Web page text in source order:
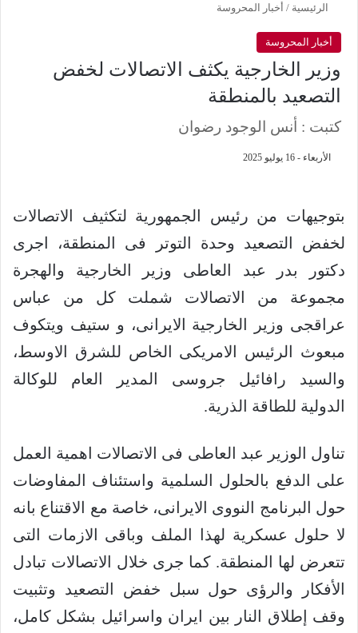
الرئيسية / أخبار المحروسة
أخبار المحروسة
وزير الخارجية يكثف الاتصالات لخفض
التصعيد بالمنطقة
كتبت : أنس الوجود رضوان
الأربعاء - 16 يوليو 2025
بتوجيهات من رئيس الجمهورية لتكثيف الاتصالات
لخفض التصعيد وحدة التوتر فى المنطقة، اجرى
دكتور بدر عبد العاطى وزير الخارجية والهجرة
مجموعة من الاتصالات شملت كل من عباس
عراقجى وزير الخارجية الايرانى، و ستيف ويتكوف
مبعوث الرئيس الامريكى الخاص للشرق الاوسط،
والسيد رافائيل جروسى المدير العام للوكالة
الدولية للطاقة الذرية.
تناول الوزير عبد العاطى فى الاتصالات اهمية العمل
على الدفع بالحلول السلمية واستئناف المفاوضات
حول البرنامج النووى الايرانى، خاصة مع الاقتناع بانه
لا حلول عسكرية لهذا الملف وباقى الازمات التى
تتعرض لها المنطقة. كما جرى خلال الاتصالات تبادل
الأفكار والرؤى حول سبل خفض التصعيد وتثبيت
وقف إطلاق النار بين ايران واسرائيل بشكل كامل،